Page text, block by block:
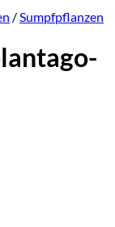
/Sumpfpflanzen